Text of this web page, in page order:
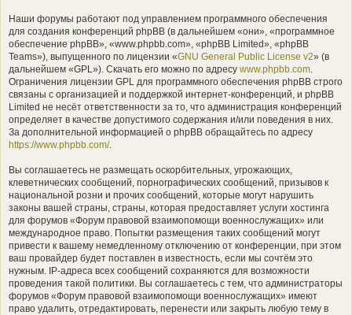
Наши форумы работают под управлением программного обеспечения
для создания конференций phpBB (в дальнейшем «они», «программное
обеспечение phpBB», «www.phpbb.com», «phpBB Limited», «phpBB
Teams»), выпущенного по лицензии «GNU General Public License v2» (в
дальнейшем «GPL»). Скачать его можно по адресу www.phpbb.com.
Ограничения лицензии GPL для программного обеспечения phpBB строго
связаны с организацией и поддержкой интернет-конференций, и phpBB
Limited не несёт ответственности за то, что администрация конференций
определяет в качестве допустимого содержания и/или поведения в них.
За дополнительной информацией о phpBB обращайтесь по адресу
https://www.phpbb.com/.
Вы соглашаетесь не размещать оскорбительных, угрожающих,
клеветнических сообщений, порнографических сообщений, призывов к
национальной розни и прочих сообщений, которые могут нарушить
законы вашей страны, страны, которая предоставляет услуги хостинга
для форумов «Форум правовой взаимопомощи военнослужащих» или
международное право. Попытки размещения таких сообщений могут
привести к вашему немедленному отключению от конференции, при этом
ваш провайдер будет поставлен в известность, если мы сочтём это
нужным. IP-адреса всех сообщений сохраняются для возможности
проведения такой политики. Вы соглашаетесь с тем, что администраторы
форумов «Форум правовой взаимопомощи военнослужащих» имеют
право удалить, отредактировать, перенести или закрыть любую тему в